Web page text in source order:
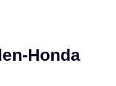
Honda